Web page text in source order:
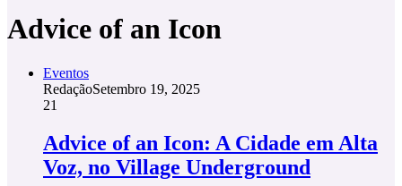
Advice of an Icon
Eventos
RedaçãoSetembro 19, 2025
21
Advice of an Icon: A Cidade em Alta
Voz, no Village Underground